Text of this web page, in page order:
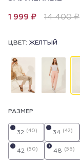
1 999 ₽ 14 400 ₽
ЦВЕТ: ЖЕЛТЫЙ
РАЗМЕР
32 (40)
i
34 (42)
i
42 (50)
i
48 (56)
i